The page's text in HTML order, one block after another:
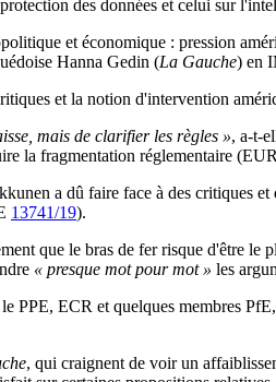
des données et celui sur
et économique : pression
Hanna Gedin (La Gauche) en
et la notion d'intervention
mais de clarifier les règles », a-t-
la fragmentation réglementaire
a dû faire face à des critiques
13741/19).
que le bras de fer risque d'être
« presque mot pour mot » les
PPE, ECR et quelques membres
, qui craignent de voir un